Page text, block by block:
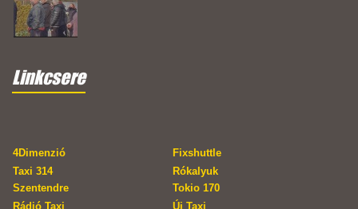
Linkcsere
4Dimenzió
Fixshuttle
Taxi 314
Szentendre
Rókalyuk
Tokio 170
Rádió Taxi
Új Taxi